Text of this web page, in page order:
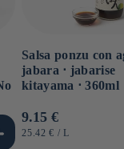
Salsa ponzu con
jabara ⋅ jabarise
kitayama ⋅ 360ml
Prezzo
di
9.15 €
PREZZO
25.42 € / PER
L